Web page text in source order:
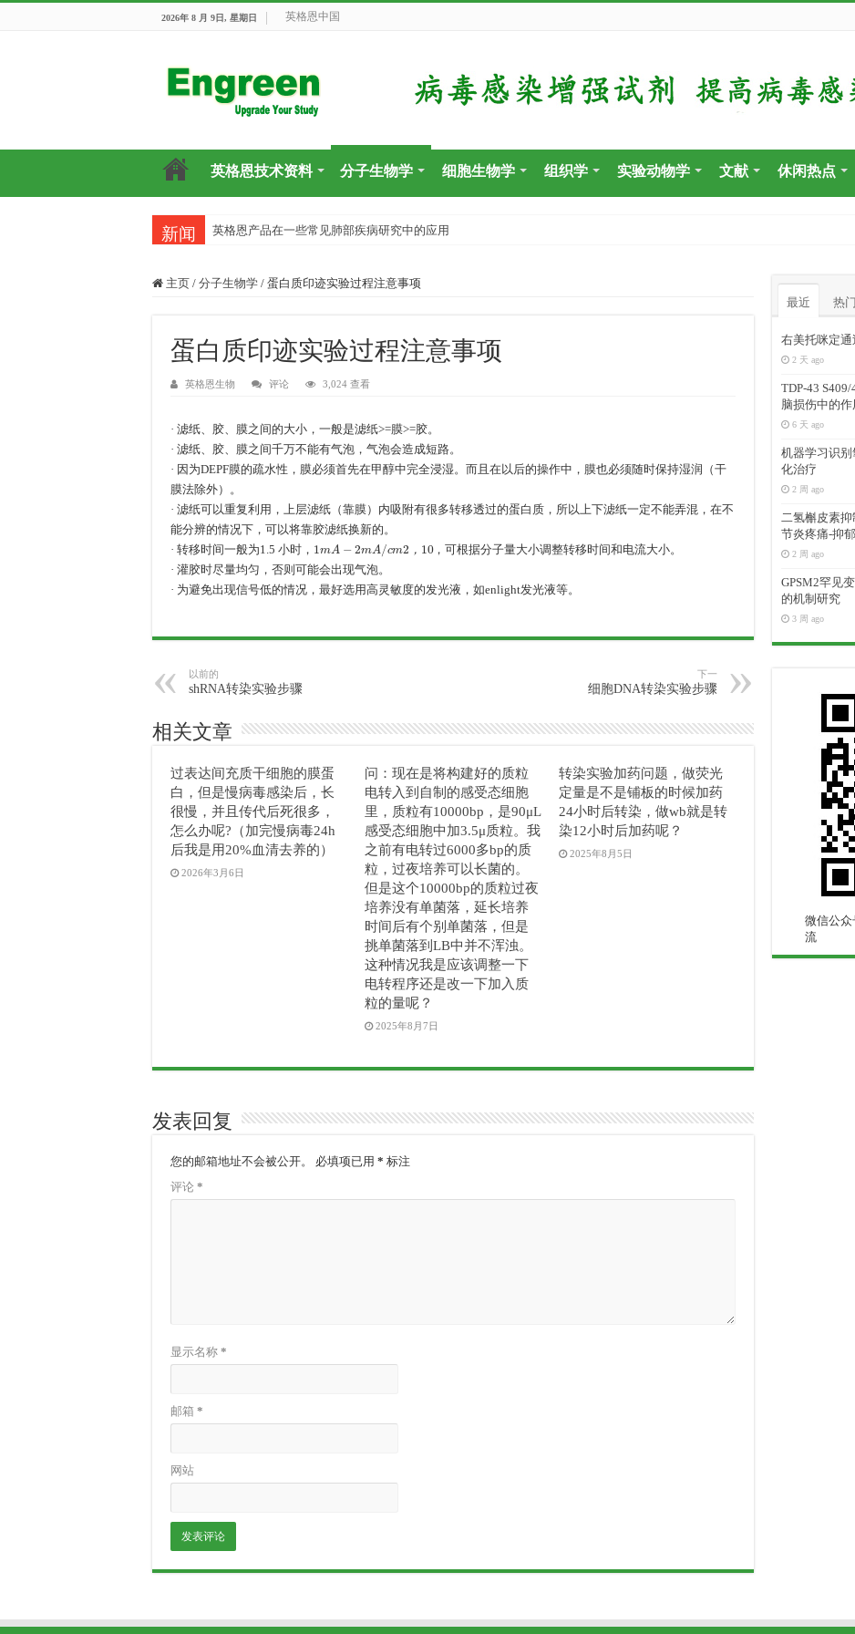
2026年 8 月 9日, 星期日 英格恩中国
英格恩技术资料 分子生物学 细胞生物学 组织学 实验动物学 文献 休闲热点
新闻 英格恩产品在一些常见肺部疾病研究中的应用
主页 / 分子生物学 / 蛋白质印迹实验过程注意事项
蛋白质印迹实验过程注意事项
英格恩生物 评论 3,024 查看
· 滤纸、胶、膜之间的大小，一般是滤纸>=膜>=胶。
· 滤纸、胶、膜之间千万不能有气泡，气泡会造成短路。
· 因为DEPF膜的疏水性，膜必须首先在甲醇中完全浸湿。而且在以后的操作中，膜也必须随时保持湿润（干
膜法除外）。
· 滤纸可以重复利用，上层滤纸（靠膜）内吸附有很多转移透过的蛋白质，所以上下滤纸一定不能弄混，在不
能分辨的情况下，可以将靠胶滤纸换新的。
· 转移时间一般为1.5 小时， 1 A− mA m2 ，10
，可根据分子量大小调整转移时间和电流大小。
· 灌胶时尽量均匀，否则可能会出现气泡。
· 为避免出现信号低的情况，最好选用高灵敏度的发光液，如enlight发光液等。
以前的
shRNA转染实验步骤
下一
细胞DNA转染实验步骤
相关文章
过表达间充质干细胞的膜蛋
白，但是慢病毒感染后，长
很慢，并且传代后死很多，
怎么办呢?（加完慢病毒24h
后我是用20%血清去养的）
2026年3月6日
问：现在是将构建好的质粒
电转入到自制的感受态细胞
里，质粒有10000bp，是90μL
感受态细胞中加3.5μ质粒。我
之前有电转过6000多bp的质
粒，过夜培养可以长菌的。
但是这个10000bp的质粒过夜
培养没有单菌落，延长培养
时间后有个别单菌落，但是
挑单菌落到LB中并不浑浊。
这种情况我是应该调整一下
电转程序还是改一下加入质
粒的量呢？
2025年8月7日
转染实验加药问题，做荧光
定量是不是铺板的时候加药
24小时后转染，做wb就是转
染12小时后加药呢？
2025年8月5日
发表回复
您的邮箱地址不会被公开。 必填项已用 * 标注
评论 *
显示名称 *
邮箱 *
网站
最近 热门
右美托咪定
2 天 ago
TDP-43
脑损伤中的作
6 天 ago
机器学习识
化治疗
2 周 ago
二氢槲皮素抑
节炎疼痛-抑
2 周 ago
GPSM2罕见
的机制研究
3 周 ago
微信公众
流